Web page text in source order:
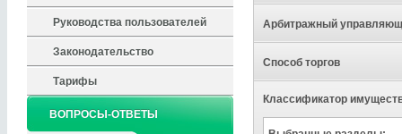
Руководства пользователей
Законодательство
Тарифы
ВОПРОСЫ-ОТВЕТЫ
Арбитражный
Способ торгов
Классификатор